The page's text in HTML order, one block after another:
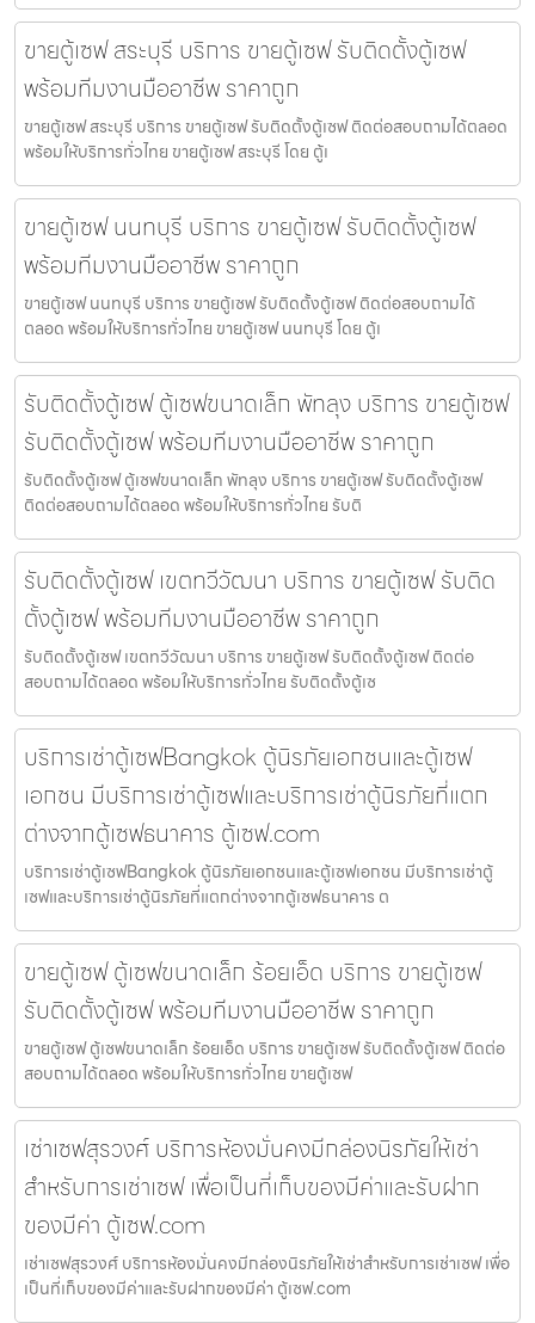
ขายตู้เซฟ สระบุรี บริการ ขายตู้เซฟ รับติดตั้งตู้เซฟ
พร้อมทีมงานมืออาชีพ ราคาถูก
ขายตู้เซฟ สระบุรี บริการ ขายตู้เซฟ รับติดตั้งตู้เซฟ ติดต่อสอบถามได้ตลอด
พร้อมให้บริการทั่วไทย ขายตู้เซฟ สระบุรี โดย ตู้เ
ขายตู้เซฟ นนทบุรี บริการ ขายตู้เซฟ รับติดตั้งตู้เซฟ
พร้อมทีมงานมืออาชีพ ราคาถูก
ขายตู้เซฟ นนทบุรี บริการ ขายตู้เซฟ รับติดตั้งตู้เซฟ ติดต่อสอบถามได้
ตลอด พร้อมให้บริการทั่วไทย ขายตู้เซฟ นนทบุรี โดย ตู้เ
รับติดตั้งตู้เซฟ ตู้เซฟขนาดเล็ก พัทลุง บริการ ขายตู้เซฟ
รับติดตั้งตู้เซฟ พร้อมทีมงานมืออาชีพ ราคาถูก
รับติดตั้งตู้เซฟ ตู้เซฟขนาดเล็ก พัทลุง บริการ ขายตู้เซฟ รับติดตั้งตู้เซฟ
ติดต่อสอบถามได้ตลอด พร้อมให้บริการทั่วไทย รับติ
รับติดตั้งตู้เซฟ เขตทวีวัฒนา บริการ ขายตู้เซฟ รับติด
ตั้งตู้เซฟ พร้อมทีมงานมืออาชีพ ราคาถูก
รับติดตั้งตู้เซฟ เขตทวีวัฒนา บริการ ขายตู้เซฟ รับติดตั้งตู้เซฟ ติดต่อ
สอบถามได้ตลอด พร้อมให้บริการทั่วไทย รับติดตั้งตู้เซ
บริการเช่าตู้เซฟBangkok ตู้นิรภัยเอกชนและตู้เซฟ
เอกชน มีบริการเช่าตู้เซฟและบริการเช่าตู้นิรภัยที่แตก
ต่างจากตู้เซฟธนาคาร ตู้เซฟ.com
บริการเช่าตู้เซฟBangkok ตู้นิรภัยเอกชนและตู้เซฟเอกชน มีบริการเช่าตู้
เซฟและบริการเช่าตู้นิรภัยที่แตกต่างจากตู้เซฟธนาคาร ต
ขายตู้เซฟ ตู้เซฟขนาดเล็ก ร้อยเอ็ด บริการ ขายตู้เซฟ
รับติดตั้งตู้เซฟ พร้อมทีมงานมืออาชีพ ราคาถูก
ขายตู้เซฟ ตู้เซฟขนาดเล็ก ร้อยเอ็ด บริการ ขายตู้เซฟ รับติดตั้งตู้เซฟ ติดต่อ
สอบถามได้ตลอด พร้อมให้บริการทั่วไทย ขายตู้เซฟ
เช่าเซฟสุรวงศ์ บริการห้องมั่นคงมีกล่องนิรภัยให้เช่า
สำหรับการเช่าเซฟ เพื่อเป็นที่เก็บของมีค่าและรับฝาก
ของมีค่า ตู้เซฟ.com
เช่าเซฟสุรวงศ์ บริการห้องมั่นคงมีกล่องนิรภัยให้เช่าสำหรับการเช่าเซฟ เพื่อ
เป็นที่เก็บของมีค่าและรับฝากของมีค่า ตู้เซฟ.com